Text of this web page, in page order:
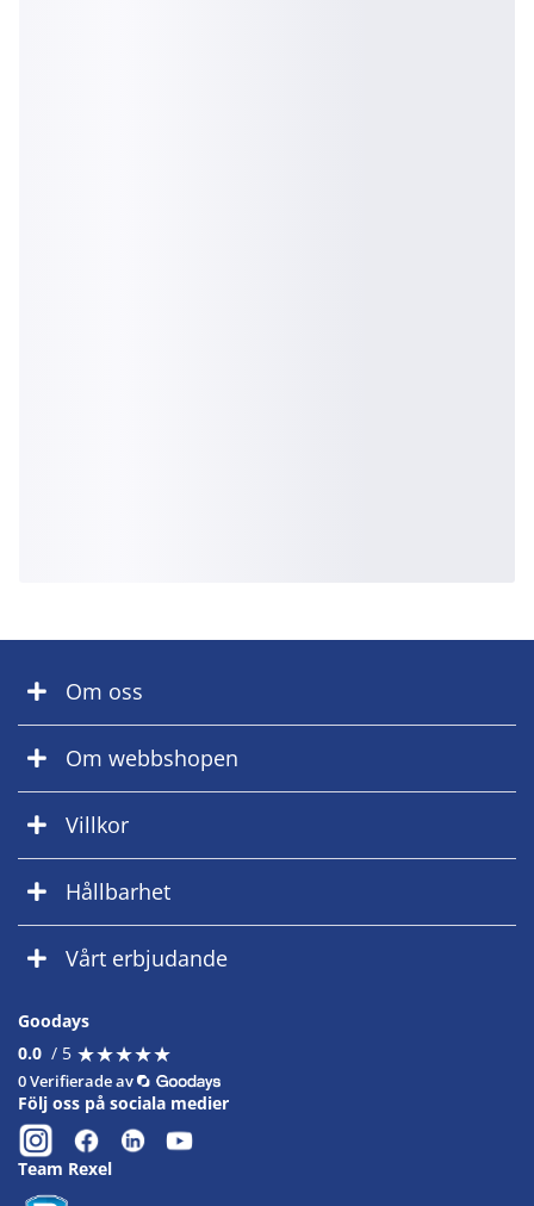
Om oss
Om webbshopen
Villkor
Hållbarhet
Vårt erbjudande
Goodays
0.0 / 5 ★★★★★
★★★★★
0 Verifierade av
Följ oss på sociala medier
Team Rexel